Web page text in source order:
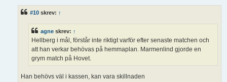
#10 skrev: ↑
agne skrev: ↑
Hellberg i mål, förstår inte riktigt varför efter senaste matchen och
att han verkar behövas på hemmaplan. Marmenlind gjorde en
grym match på Hovet.
Han behövs väl i kassen, kan vara skillnaden